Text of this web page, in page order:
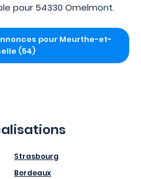
pour 54330 Omelmont.
pour Meurthe-et-
(54)
Strasbourg
Bordeaux